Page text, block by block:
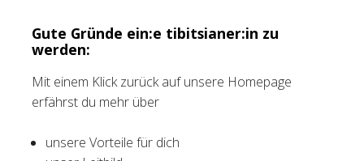
Gute Gründe ein:e tibitsianer:in zu
werden:
Mit einem Klick zurück auf unsere Homepage
erfährst du mehr über
unsere Vorteile für dich